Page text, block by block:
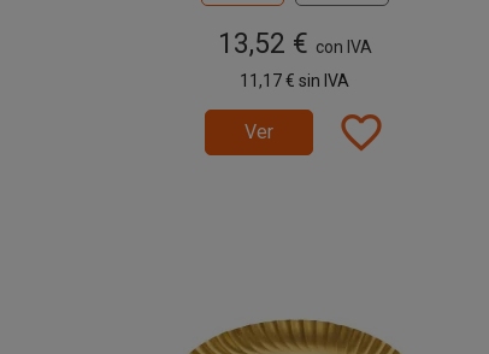
13,52 € con IVA
11,17 € sin IVA
Ver favorite_border